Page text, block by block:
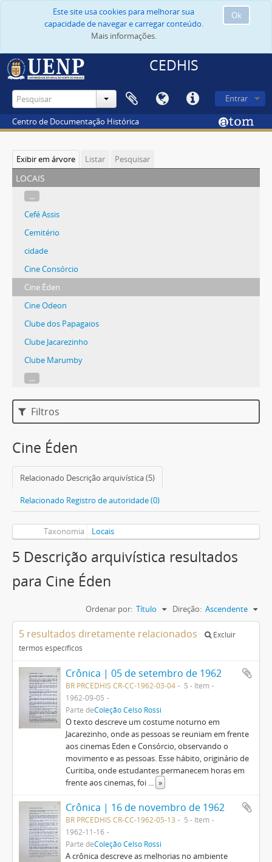
Ok
Este site usa cookies para melhorar sua
capacidade de navegar e carregar conteúdo.
Mais informações.
CEDHIS
Entrar
Centro de Documentação Histórica
Exibir em árvore Listar Pesquisar
locais
...
Cefé Assis
Cemitério
cidade
Cine Consórcio
Cine Éden
Cine Odeon
Clube dos Papagaios
Clube Jacarezinho
Clube Marumby
...
Filtros
Cine Éden
Relacionado Descrição arquivística (5)
Relacionado Registro de autoridade (0)
Taxonomia Locais
5 Descrição arquivística resultados
para Cine Éden
Ordenar por: Título Direção: Ascendente
5 resultados diretamente relacionados
Excluir
termos específicos
Crônica | 05 de setembro de 1962
BR PRCEDHIS CR-CC-1962-03-04
5 - Item
1962-09-05
Parte deColeção Celso Rossi
O texto descreve um costume noturno em
Jacarezinho, onde as pessoas se reuniam em frente
aos cinemas Eden e Consórcio, observando o
movimento e as pessoas. Esse hábito, originário de
Curitiba, onde estudantes permanecem horas em
frente aos cinemas, foi ... »
Crônica | 16 de novembro de 1962
BR PRCEDHIS CR-CC-1962-05-13
5 - Item
1962-11-16
Parte deColeção Celso Rossi
A crônica descreve as melhorias no ambiente